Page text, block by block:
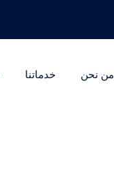
من نحن خدماتنا